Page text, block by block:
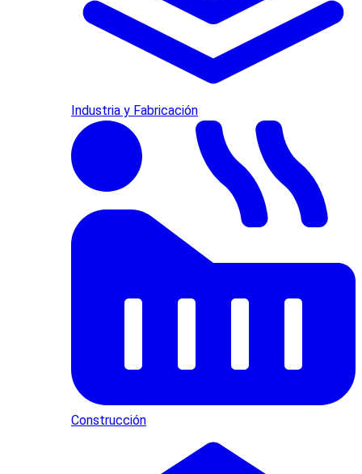
Industria y Fabricación
Construcción